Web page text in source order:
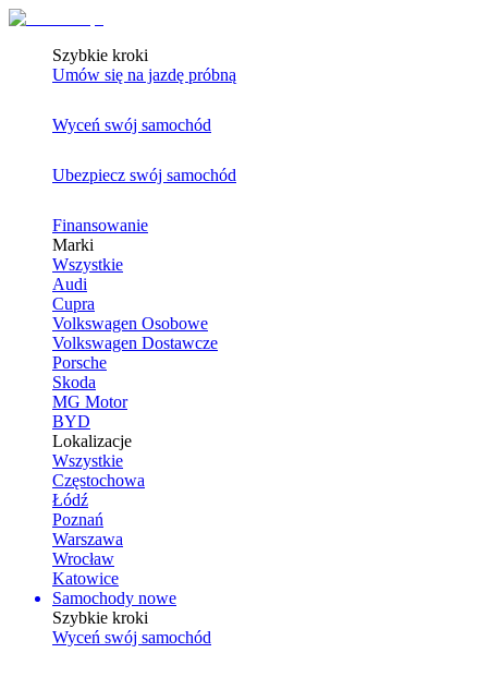
Szybkie kroki
Umów się na jazdę próbną
Wyceń swój samochód
Ubezpiecz swój samochód
Finansowanie
Marki
Wszystkie
Audi
Cupra
Volkswagen Osobowe
Volkswagen Dostawcze
Porsche
Skoda
MG Motor
BYD
Lokalizacje
Wszystkie
Częstochowa
Łódź
Poznań
Warszawa
Wrocław
Katowice
Samochody nowe
Szybkie kroki
Wyceń swój samochód